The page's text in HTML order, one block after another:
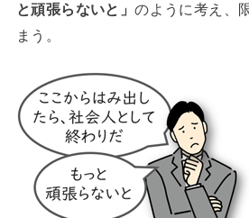
と頑張らないと」のように考え、
まう。